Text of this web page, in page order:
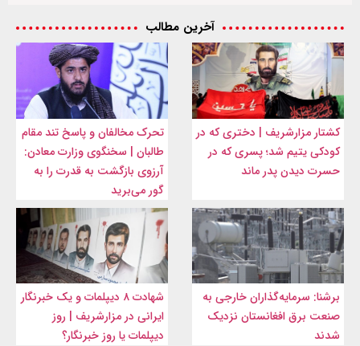
آخرین مطالب
کشتار مزارشریف | دختری که در
کودکی یتیم شد؛ پسری که در
حسرت دیدن پدر ماند
تحرک مخالفان و پاسخ تند مقام
طالبان | سخنگوی وزارت معادن:
آرزوی بازگشت به قدرت را به
گور می‌برید
برشنا: سرمایه‌گذاران خارجی به
صنعت برق افغانستان نزدیک
شدند
شهادت ۸ دیپلمات و یک خبرنگار
ایرانی در مزارشریف | روز
دیپلمات یا روز خبرنگار؟